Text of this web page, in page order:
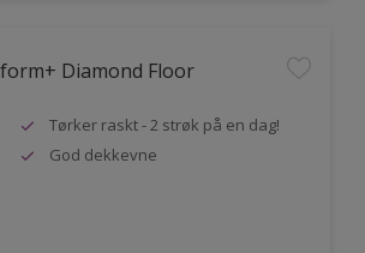
Diamond Floor
Tørker raskt - 2 strøk på en dag!
God dekkevne